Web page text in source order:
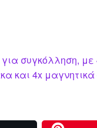
συγκόλληση,
και 4x μαγνητικά